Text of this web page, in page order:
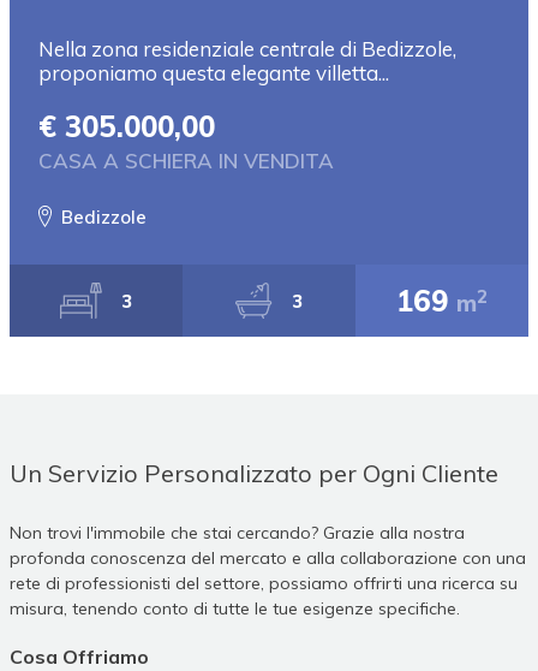
Nella zona residenziale centrale di Bedizzole,
proponiamo questa elegante villetta...
€ 305.000,00
CASA A SCHIERA IN VENDITA
Bedizzole
3 3 169 m2
Un Servizio Personalizzato per Ogni Cliente
Non trovi l'immobile che stai cercando? Grazie alla nostra
profonda conoscenza del mercato e alla collaborazione con una
rete di professionisti del settore, possiamo offrirti una ricerca su
misura, tenendo conto di tutte le tue esigenze specifiche.
Cosa Offriamo